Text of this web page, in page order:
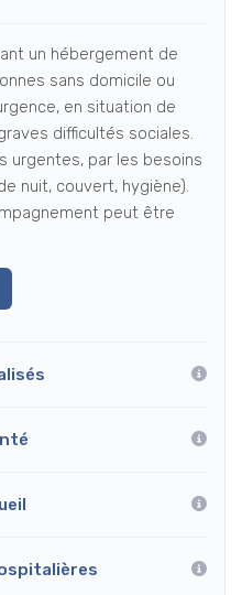
un hébergement de
sans domicile ou
en situation de
difficultés sociales.
urgentes, par les besoins
nuit, couvert, hygiène).
peut être